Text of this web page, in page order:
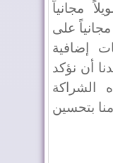
مجانياً
على
إضافية
أن نؤكد
الشراكة
بتحسين